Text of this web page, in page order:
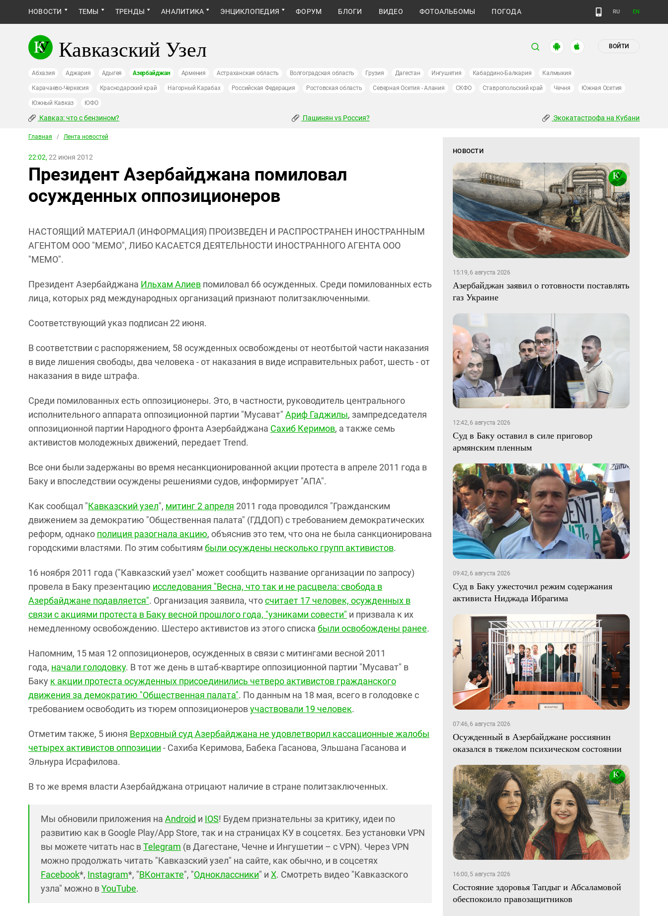
НОВОСТИ ТЕМЫ ТРЕНДЫ АНАЛИТИКА ЭНЦИКЛОПЕДИЯ ФОРУМ БЛОГИ ВИДЕО ФОТОАЛЬБОМЫ ПОГОДА RU EN
Кавказский Узел ВОЙТИ
Абхазия Аджария Адыгея Азербайджан Армения Астраханская область Волгоградская область Грузия Дагестан Ингушетия Кабардино-Балкария Калмыкия
Карачаево-Черкесия Краснодарский край Нагорный Карабах Российская Федерация Ростовская область Северная Осетия - Алания СКФО Ставропольский край Чечня Южная Осетия
Южный Кавказ ЮФО
Кавказ: что с бензином? Пашинян vs Россия? Экокатастрофа на Кубани
Главная / Лента новостей
22:02, 22 июня 2012
Президент Азербайджана помиловал
осужденных оппозиционеров
НАСТОЯЩИЙ МАТЕРИАЛ (ИНФОРМАЦИЯ) ПРОИЗВЕДЕН И РАСПРОСТРАНЕН ИНОСТРАННЫМ
АГЕНТОМ ООО "МЕМО", ЛИБО КАСАЕТСЯ ДЕЯТЕЛЬНОСТИ ИНОСТРАННОГО АГЕНТА ООО
"МЕМО".
Президент Азербайджана Ильхам Алиев помиловал 66 осужденных. Среди помилованных есть
лица, которых ряд международных организаций признают политзаключенными.
Соответствующий указ подписан 22 июня.
В соответствии с распоряжением, 58 осужденных освобождены от неотбытой части наказания
в виде лишения свободы, два человека - от наказания в виде исправительных работ, шесть - от
наказания в виде штрафа.
Среди помилованных есть оппозиционеры. Это, в частности, руководитель центрального
исполнительного аппарата оппозиционной партии "Мусават" Ариф Гаджилы, зампредседателя
оппозиционной партии Народного фронта Азербайджана Сахиб Керимов, а также семь
активистов молодежных движений, передает Trend.
Все они были задержаны во время несанкционированной акции протеста в апреле 2011 года в
Баку и впоследствии осуждены решениями судов, информирует "АПА".
Как сообщал "Кавказский узел", митинг 2 апреля 2011 года проводился "Гражданским
движением за демократию "Общественная палата" (ГДДОП) с требованием демократических
реформ, однако полиция разогнала акцию, объяснив это тем, что она не была санкционирована
городскими властями. По этим событиям были осуждены несколько групп активистов.
16 ноября 2011 года ("Кавказский узел" может сообщить название организации по запросу)
провела в Баку презентацию исследования "Весна, что так и не расцвела: свобода в
Азербайджане подавляется". Организация заявила, чтосчитает 17 человек, осужденных в
связи с акциями протеста в Баку весной прошлого года, "узниками совести" и призвала к их
немедленному освобождению. Шестеро активистов из этого списка были освобождены ранее.
Напомним, 15 мая 12 оппозиционеров, осужденных в связи с митингами весной 2011
года, начали голодовку. В тот же день в штаб-квартире оппозиционной партии "Мусават" в
Баку к акции протеста осужденных присоединились четверо активистов гражданского
движения за демократию "Общественная палата". По данным на 18 мая, всего в голодовке с
требованием освободить из тюрем оппозиционеровучаствовали 19 человек.
Отметим также, 5 июня Верховный суд Азербайджана не удовлетворил кассационные жалобы
четырех активистов оппозиции - Сахиба Керимова, Бабека Гасанова, Эльшана Гасанова и
Эльнура Исрафилова.
В то же время власти Азербайджана отрицают наличие в стране политзаключенных.
Мы обновили приложения на Android и IOS! Будем признательны за критику, идеи по
развитию как в Google Play/App Store, так и на страницах КУ в соцсетях. Без установки VPN
вы можете читать нас вTelegram (в Дагестане, Чечне и Ингушетии – с VPN). Через VPN
можно продолжать читать "Кавказский узел" на сайте, как обычно, и в соцсетях
Facebook*, Instagram*, "ВКонтакте", "Одноклассники" и X. Смотреть видео "Кавказского
узла" можно вYouTube.
НОВОСТИ
15:19, 6 августа 2026
Азербайджан заявил о готовности поставлять
газ Украине
12:42, 6 августа 2026
Суд в Баку оставил в силе приговор
армянским пленным
09:42, 6 августа 2026
Суд в Баку ужесточил режим содержания
активиста Ниджада Ибрагима
07:46, 6 августа 2026
Осужденный в Азербайджане россиянин
оказался в тяжелом психическом состоянии
16:00, 5 августа 2026
Состояние здоровья Тапдыг и Абсаламовой
обеспокоило правозащитников